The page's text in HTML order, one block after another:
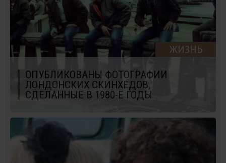
ЖИЗНЬ
ОПУБЛИКОВАНЫ ФОТОГРАФИИ
ЛОНДОНСКИХ СКИНХЕДОВ,
СДЕЛАННЫЕ В 1980-Е ГОДЫ